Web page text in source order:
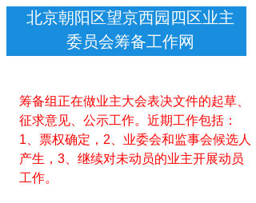
北京朝阳区望京西园四区业主
委员会筹备工作网
筹备组正在做业主大会表决文件的起草、
征求意见、公示工作。近期工作包括：
1、票权确定，2、业委会和监事会候选人
产生，3、继续对未动员的业主开展动员
工作。